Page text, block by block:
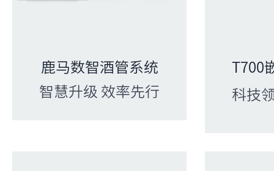
鹿马数智酒管系统
智慧升级 效率先行
T700
科技